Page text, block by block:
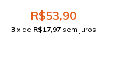
R$53,90
3 x de R$17,97 sem juros